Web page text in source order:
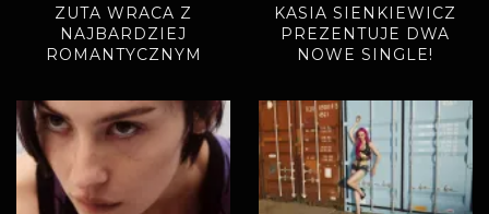
ZUTA WRACA Z
NAJBARDZIEJ
ROMANTYCZNYM
LATA” ZAPOWIADAJĄ
NOWY ALBUM
KASIA SIENKIEWICZ
PREZENTUJE DWA
NOWE SINGLE!